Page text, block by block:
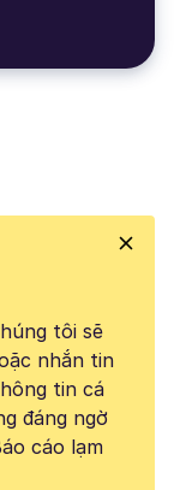
tôi sẽ
nhắn tin
tin cá
đáng ngờ
cáo lạm